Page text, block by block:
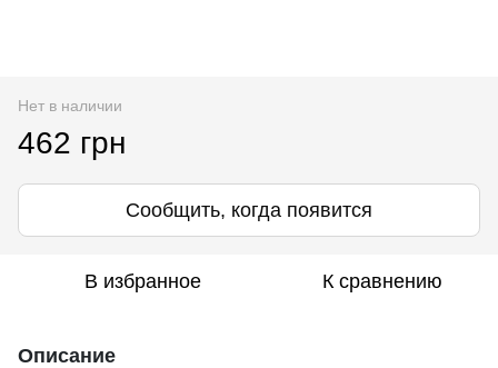
Нет в наличии
462 грн
Сообщить, когда появится
В избранное К сравнению
Описание